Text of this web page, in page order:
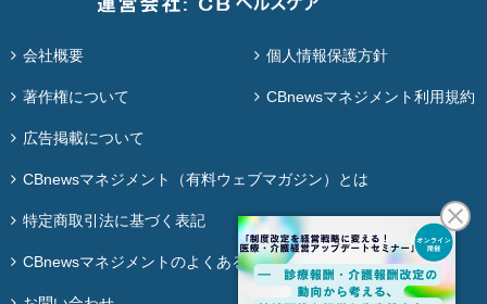
会社概要 個人情報保護方針
著作権について CBnewsマネジメント利用規約
広告掲載について
CBnewsマネジメント（有料ウェブマガジン）とは
特定商取引法に基づく表記
CBnewsマネジメントのよくある質問